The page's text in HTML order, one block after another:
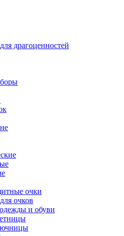
драгоценностей
очки
очков
и обуви